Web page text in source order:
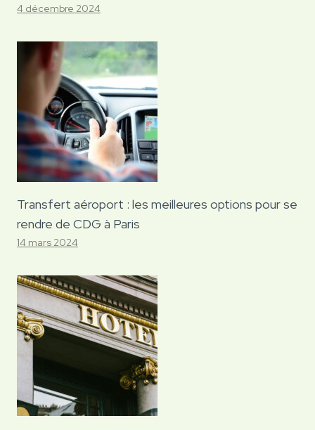
4 décembre 2024
Transfert aéroport : les meilleures options pour se
rendre de CDG à Paris
14 mars 2024